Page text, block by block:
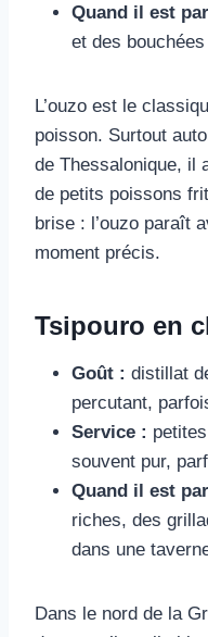
Quand il est
et des
L’ouzo est le
poisson. Surtout
de Thessalonique, il
de petits poissons
brise : l’ouzo paraît
moment précis.
Tsipouro en
Goût : distillat
percutant,
Service :
souvent pur,
Quand il est
riches, des
dans une
Dans le nord de la